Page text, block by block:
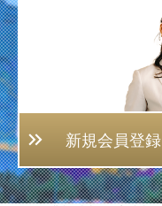
新規会員登録